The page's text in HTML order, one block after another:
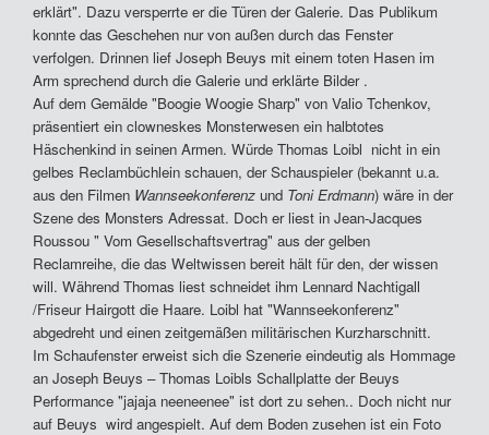
erklärt". Dazu versperrte er die Türen der Galerie. Das Publikum
konnte das Geschehen nur von außen durch das Fenster
verfolgen. Drinnen lief Joseph Beuys mit einem toten Hasen im
Arm sprechend durch die Galerie und erklärte Bilder .
Auf dem Gemälde "Boogie Woogie Sharp" von Valio Tchenkov,
präsentiert ein clowneskes Monsterwesen ein halbtotes
Häschenkind in seinen Armen. Würde Thomas Loibl nicht in ein
gelbes Reclambüchlein schauen, der Schauspieler (bekannt u.a.
aus den Filmen Wannseekonferenz und Toni Erdmann) wäre in der
Szene des Monsters Adressat. Doch er liest in Jean-Jacques
Roussou " Vom Gesellschaftsvertrag" aus der gelben
Reclamreihe, die das Weltwissen bereit hält für den, der wissen
will. Während Thomas liest schneidet ihm Lennard Nachtigall
/Friseur Hairgott die Haare. Loibl hat "Wannseekonferenz"
abgedreht und einen zeitgemäßen militärischen Kurzharschnitt.
Im Schaufenster erweist sich die Szenerie eindeutig als Hommage
an Joseph Beuys – Thomas Loibls Schallplatte der Beuys
Performance "jajaja neeneenee" ist dort zu sehen.. Doch nicht nur
auf Beuys wird angespielt. Auf dem Boden zusehen ist ein Foto